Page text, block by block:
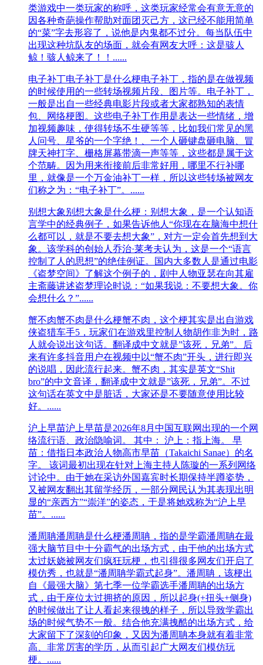
类游戏中一类玩家的称呼，这类玩家经常会有意无意的
因各种奇葩操作帮助对面团灭己方，这已经不能用简单
的“菜”字去形容了，说他是内鬼都不过分。每当队伍中
出现这种坑队友的场面，就会有网友大呼：这是骇人
鲸！骇人鲸来了！！......
电子补丁电子补丁是什么梗电子补丁，指的是在做视频
的时候使用的一些转场视频片段、图片等。电子补丁，
一般是出自一些经典电影片段或者大家都熟知的表情
包、网络梗图。这些电子补丁作用是表达一些情绪，增
加视频趣味，使得转场不生硬等等，比如我们常见的黑
人问号、星爷的一个字绝！、一个人砸键盘砸电脑、冒
牌天神打字、栅格屏幕带滴一声等等，这些都是属于这
个范畴。因为用来衔接前后非常好用，哪里不行补哪
里，就像是一个万金油补丁一样，所以这些转场被网友
们称之为：“电子补丁”。......
别想大象别想大象是什么梗：别想大象，是一个认知语
言学中的经典例子，如果告诉他人“你现在在脑海中想什
么都可以，就是不要去想大象”，对方一定会首先想到大
象。该学科的创始人乔治·莱考夫认为，这是一个“语言
控制了人的思想”的绝佳例证。国内大多数人是通过电影
《盗梦空间》了解这个例子的，剧中人物亚瑟在向其雇
主斋藤讲述盗梦理论时说：“如果我说：不要想大象。你
会想什么？”......
蟹不肉蟹不肉是什么梗蟹不肉，这个梗其实是出自游戏
侠盗猎车手5，玩家们在游戏里控制人物胡作非为时，路
人就会说出这句话。翻译成中文就是”该死，兄弟”。后
来有许多抖音用户在视频中以“蟹不肉”开头，进行即兴
的说唱，因此流行起来。蟹不肉，其实是英文“Shit
bro”的中文音译，翻译成中文就是”该死，兄弟”。不过
这句话在英文中是脏话，大家还是不要随意使用比较
好。......
沪上早苗沪上早苗是2026年8月中国互联网出现的一个网
络流行语、政治隐喻词。 其中： 沪上：指上海。 早
苗：借指日本政治人物高市早苗（Takaichi Sanae）的名
字。 该词最初出现在针对上海主持人陈璇的一系列网络
讨论中。由于她在采访外国嘉宾时长期保持半蹲姿势，
又被网友翻出其留学经历，一部分网民认为其表现出明
显的“亲西方”“崇洋”的姿态，于是将她戏称为“沪上早
苗”。......
潘周聃潘周聃是什么梗潘周聃，指的是学霸潘周聃在最
强大脑节目中十分霸气的出场方式，由于他的出场方式
太过妖娆被网友们疯狂玩梗，也引得很多网友们开启了
模仿秀，也就是“潘周聃学霸式起身”。潘周聃，该梗出
自《最强大脑》第七季一位学霸选手潘周聃的出场方
式，由于座位太过拥挤的原因，所以起身(+扭头+侧身)
的时候做出了让人看起来很拽的样子，所以导致学霸出
场的时候气势不一般。结合他充满拽酷的出场方式，给
大家留下了深刻的印象，又因为潘周聃本身就有着非常
高、非常厉害的学历，从而引起广大网友们模仿玩
梗。......